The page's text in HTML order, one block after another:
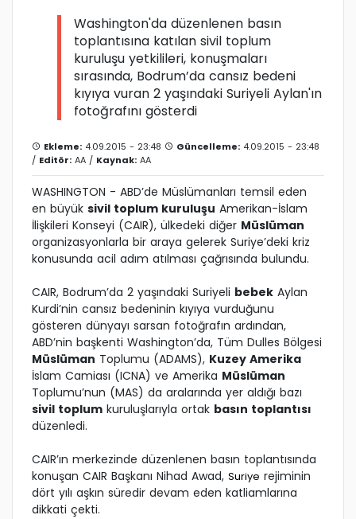
Washington'da düzenlenen basın
toplantısına katılan sivil toplum
kuruluşu yetkilileri, konuşmaları
sırasında, Bodrum’da cansız bedeni
kıyıya vuran 2 yaşındaki Suriyeli Aylan'ın
fotoğrafını gösterdi
Ekleme: 4.09.2015 - 23:48 Güncelleme: 4.09.2015 - 23:48
/ Editör: AA / Kaynak: AA
WASHINGTON - ABD’de Müslümanları temsil eden
en büyük sivil toplum kuruluşu Amerikan-İslam
İlişkileri Konseyi (CAIR), ülkedeki diğer Müslüman
organizasyonlarla bir araya gelerek Suriye’deki kriz
konusunda acil adım atılması çağrısında bulundu.
CAIR, Bodrum’da 2 yaşındaki Suriyeli bebek Aylan
Kurdi’nin cansız bedeninin kıyıya vurduğunu
gösteren dünyayı sarsan fotoğrafın ardından,
ABD’nin başkenti Washington’da, Tüm Dulles Bölgesi
Müslüman Toplumu (ADAMS), Kuzey Amerika
İslam Camiası (ICNA) ve Amerika Müslüman
Toplumu’nun (MAS) da aralarında yer aldığı bazı
sivil toplum kuruluşlarıyla ortak basın toplantısı
düzenledi.
CAIR’ın merkezinde düzenlenen basın toplantısında
konuşan CAIR Başkanı Nihad Awad, Suriye rejiminin
dört yılı aşkın süredir devam eden katliamlarına
dikkati çekti.